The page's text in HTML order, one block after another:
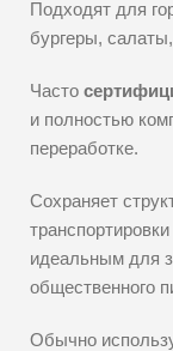
Подходят для
бургеры,
Часто
и полностью
переработке.
Сохраняет
идеальным для
общественного
Обычно